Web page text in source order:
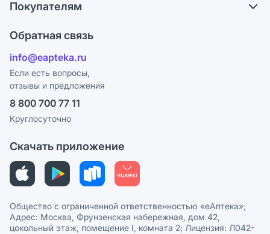
Блог
Карьера
Поставщики
Лицензия
Реклама на сайте
Ваши товары на ЕАПТЕКЕ
Покупателям
Программа СберСпасибо
Политика конфиденциальности
Пользовательское соглашение
Политика рекомендаций
Этика и соответствие
Политика в отношении обработки персональных данных
Обратная связь
info@eapteka.ru
Если есть вопросы,
отзывы и предложения
8 800 700 77 11
Круглосуточно
Скачать приложение
Общество с ограниченной ответственностью «еАптека»;
Адрес: Москва, Фрунзенская набережная, дом 42,
цокольный этаж, помещение I, комната 2; Лицензия: Л042-